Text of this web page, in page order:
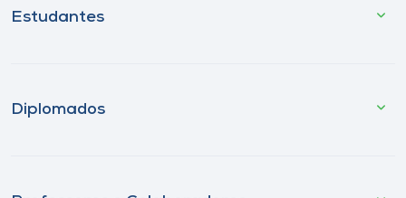
Estudantes
Diplomados